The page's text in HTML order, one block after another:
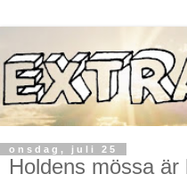
onsdag, juli 25
Holdens mössa är